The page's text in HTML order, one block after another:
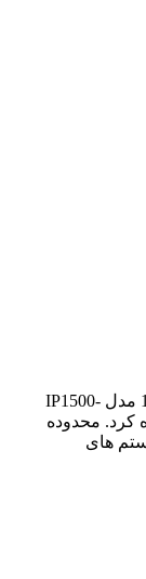
اینورتر موج سینوسی 1500w Epever Ipower مدل IP1500-
محدوده
های